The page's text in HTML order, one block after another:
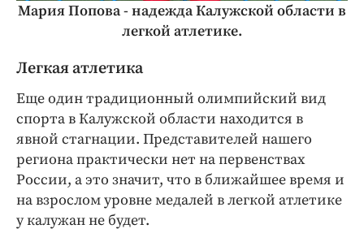
Мария Попова - надежда Калужской области в
легкой атлетике.
Легкая атлетика
Еще один традиционный олимпийский вид
спорта в Калужской области находится в
явной стагнации. Представителей нашего
региона практически нет на первенствах
России, а это значит, что в ближайшее время и
на взрослом уровне медалей в легкой атлетике
у калужан не будет.